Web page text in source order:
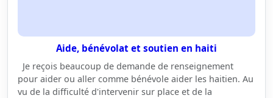
Aide, bénévolat et soutien en haiti
Je reçois beaucoup de demande de renseignement
pour aider ou aller comme bénévole aider les haitien. Au
vu de la difficulté d'intervenir sur place et de la